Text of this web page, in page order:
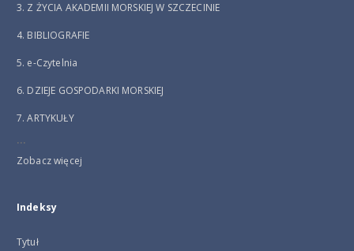
3. Z ŻYCIA AKADEMII MORSKIEJ W SZCZECINIE
4. BIBLIOGRAFIE
5. e-Czytelnia
6. DZIEJE GOSPODARKI MORSKIEJ
7. ARTYKUŁY
...
Zobacz więcej
Indeksy
Tytuł